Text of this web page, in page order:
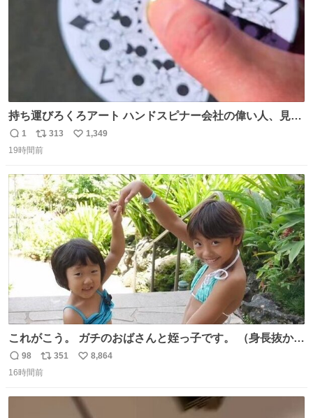
持ち運びろくろアート ハンドスピナー会社の偉い人、見て
ください。
返
信
1
リ
ポ
ト
数
313
い
数
1,349
19時間前
これがこう。 ガチのおばさんと姪っ子です。 （身長抜かさ
返
信
98
リ
ポ
351
い
数
8,864
16時間前